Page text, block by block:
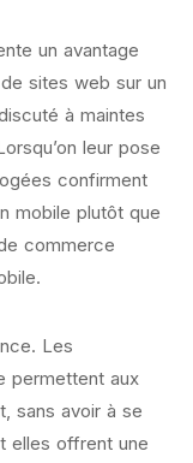
un avantage
sites web sur un
à maintes
leur pose
confirment
mobile plutôt que
commerce
Les
permettent aux
sans avoir à se
elles offrent une